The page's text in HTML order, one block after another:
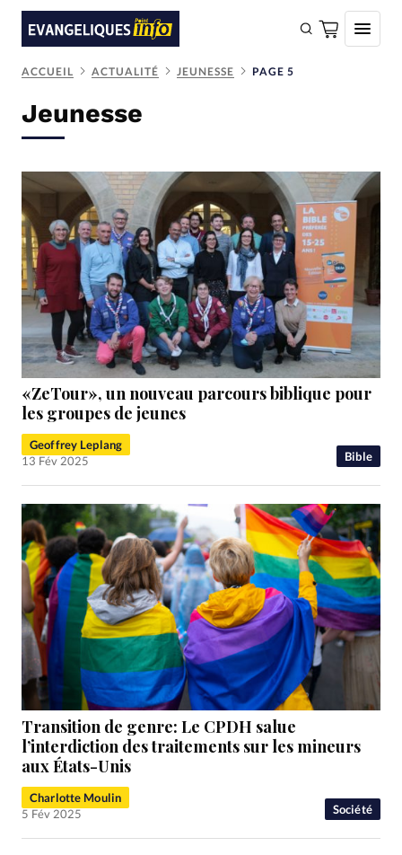
Faire un don
Monde
Bible
Toute l'actualité
Se connecter
CHF
RUBRIQUES
Toute l'actualité
Eglises
Histoire
Société
ACCUEIL ACTUALITÉ JEUNESSE PAGE 5
Jeunesse
Bible
«ZeTour», un nouveau parcours biblique pour
les groupes de jeunes
Geoffrey Leplang
13 Fév 2025
Société
Transition de genre: Le CPDH salue
l’interdiction des traitements sur les mineurs
aux États-Unis
Charlotte Moulin
5 Fév 2025